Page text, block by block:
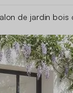
de jardin bois